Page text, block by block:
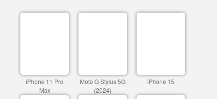
iPhone 11 Pro
Max
Moto G Stylus 5G
(2024)
iPhone 15